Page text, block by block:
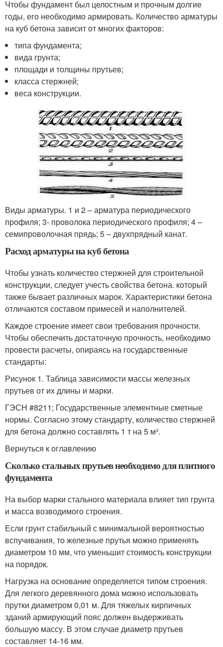
Чтобы фундамент был целостным и прочным долгие
годы, его необходимо армировать. Количество арматуры
на куб бетона зависит от многих факторов:
типа фундамента;
вида грунта;
площади и толщины прутьев;
класса стержней;
веса конструкции.
Виды арматуры. 1 и 2 – арматура периодического
профиля; 3- проволока периодического профиля; 4 –
семипроволочная прядь; 5 – двухпрядный канат.
Расход арматуры на куб бетона
Чтобы узнать количество стержней для строительной
конструкции, следует учесть свойства бетона. который
также бывает различных марок. Характеристики бетона
отличаются составом примесей и наполнителей.
Каждое строение имеет свои требования прочности.
Чтобы обеспечить достаточную прочность, необходимо
провести расчеты, опираясь на государственные
стандарты:
Рисунок 1. Таблица зависимости массы железных
прутьев от их длины и марки.
ГЭСН #8211; Государственные элементные сметные
нормы. Согласно этому стандарту, количество стержней
для бетона должно составлять 1 т на 5 м³.
Вернуться к оглавлению
Сколько стальных прутьев необходимо для плитного
фундамента
На выбор марки стального материала влияет тип грунта
и масса возводимого строения.
Если грунт стабильный с минимальной вероятностью
вспучивания, то железные прутья можно применять
диаметром 10 мм, что уменьшит стоимость конструкции
на порядок.
Нагрузка на основание определяется типом строения.
Для легкого деревянного дома можно использовать
прутки диаметром 0,01 м. Для тяжелых кирпичных
зданий армирующий пояс должен выдерживать
большую массу. В этом случае диаметр прутьев
составляет 14-16 мм.